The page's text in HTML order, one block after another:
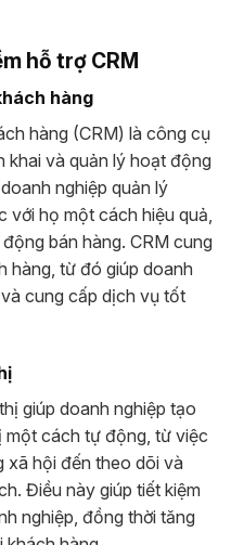
hỗ trợ CRM
hàng
hàng (CRM) là công cụ
khai và quản lý hoạt động
nghiệp quản lý
với họ một cách hiệu quả,
bán hàng. CRM cung
hàng, từ đó giúp doanh
cung cấp dịch vụ tốt
giúp doanh nghiệp tạo
một cách tự động, từ việc
xã hội đến theo dõi và
Điều này giúp tiết kiệm
nghiệp, đồng thời tăng